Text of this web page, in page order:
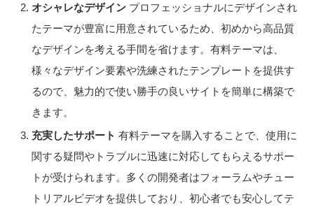
オシャレなデザイン プロフェッショナルにデザインされ
たテーマが豊富に用意されているため、初めから高品質
なデザインを考える手間を省けます。有料テーマは、
様々なデザイン要素や洗練されたテンプレートを提供す
るので、魅力的で使い勝手の良いサイトを簡単に構築で
きます。
充実したサポート 有料テーマを購入することで、使用に
関する疑問やトラブルに迅速に対応してもらえるサポー
トが受けられます。多くの開発者はフォーラムやチュー
トリアルビデオを提供しており、初心者でも安心してテ